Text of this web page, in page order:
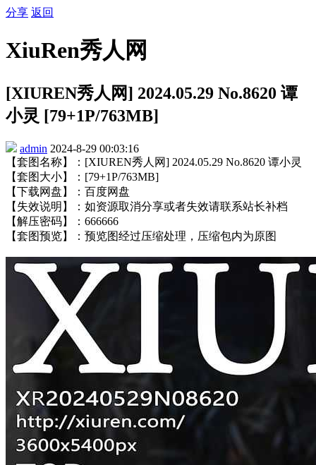
分享 返回
XiuRen秀人网
[XIUREN秀人网] 2024.05.29 No.8620 谭
小灵 [79+1P/763MB]
admin 2024-8-29 00:03:16
【套图名称】：[XIUREN秀人网] 2024.05.29 No.8620 谭小灵
【套图大小】：[79+1P/763MB]
【下载网盘】：百度网盘
【失效说明】：如资源取消分享或者失效请联系站长补档
【解压密码】：666666
【套图预览】：预览图经过压缩处理，压缩包内为原图